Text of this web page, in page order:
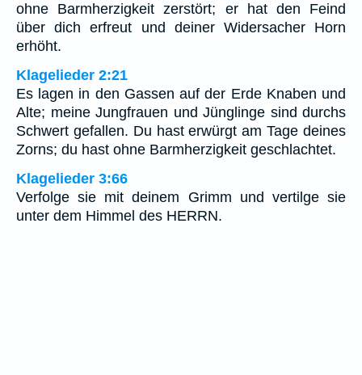
ohne Barmherzigkeit zerstört; er hat den Feind
über dich erfreut und deiner Widersacher Horn
erhöht.
Klagelieder 2:21
Es lagen in den Gassen auf der Erde Knaben und
Alte; meine Jungfrauen und Jünglinge sind durchs
Schwert gefallen. Du hast erwürgt am Tage deines
Zorns; du hast ohne Barmherzigkeit geschlachtet.
Klagelieder 3:66
Verfolge sie mit deinem Grimm und vertilge sie
unter dem Himmel des HERRN.